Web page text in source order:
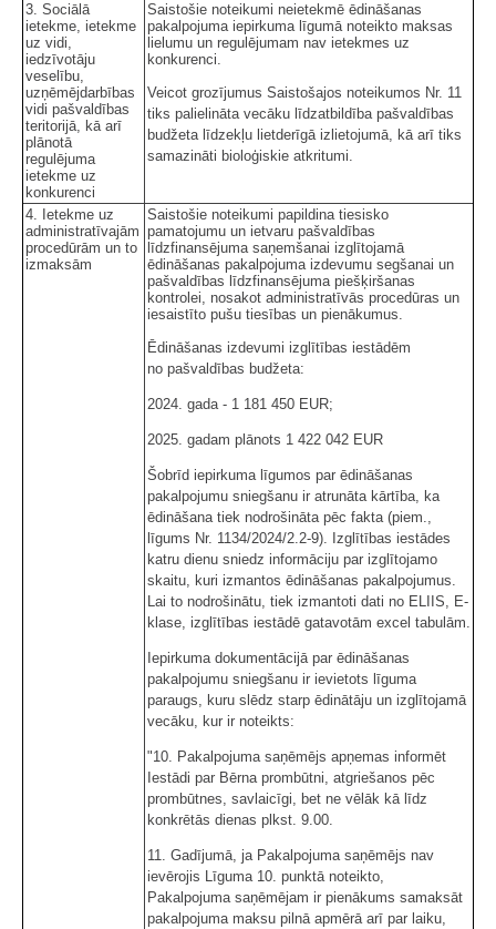
3. Sociālā
ietekme, ietekme
uz vidi,
iedzīvotāju
veselību,
uzņēmējdarbības
vidi pašvaldības
teritorijā, kā arī
plānotā
regulējuma
ietekme uz
konkurenci
Saistošie noteikumi neietekmē ēdināšanas
pakalpojuma iepirkuma līgumā noteikto maksas
lielumu un regulējumam nav ietekmes uz
konkurenci.
Veicot grozījumus Saistošajos noteikumos Nr. 11
tiks palielināta vecāku līdzatbildība pašvaldības
budžeta līdzekļu lietderīgā izlietojumā, kā arī tiks
samazināti bioloģiskie atkritumi.
4. Ietekme uz
administratīvajām
procedūrām un to
izmaksām
Saistošie noteikumi papildina tiesisko
pamatojumu un ietvaru pašvaldības
līdzfinansējuma saņemšanai izglītojamā
ēdināšanas pakalpojuma izdevumu segšanai un
pašvaldības līdzfinansējuma piešķiršanas
kontrolei, nosakot administratīvās procedūras un
iesaistīto pušu tiesības un pienākumus.
Ēdināšanas izdevumi izglītības iestādēm
no pašvaldības budžeta:
2024. gada - 1 181 450 EUR;
2025. gadam plānots 1 422 042 EUR
Šobrīd iepirkuma līgumos par ēdināšanas
pakalpojumu sniegšanu ir atrunāta kārtība, ka
ēdināšana tiek nodrošināta pēc fakta (piem.,
līgums Nr. 1134/2024/2.2-9). Izglītības iestādes
katru dienu sniedz informāciju par izglītojamo
skaitu, kuri izmantos ēdināšanas pakalpojumus.
Lai to nodrošinātu, tiek izmantoti dati no ELIIS, E-
klase, izglītības iestādē gatavotām excel tabulām.
Iepirkuma dokumentācijā par ēdināšanas
pakalpojumu sniegšanu ir ievietots līguma
paraugs, kuru slēdz starp ēdinātāju un izglītojamā
vecāku, kur ir noteikts:
"10. Pakalpojuma saņēmējs apņemas informēt
Iestādi par Bērna prombūtni, atgriešanos pēc
prombūtnes, savlaicīgi, bet ne vēlāk kā līdz
konkrētās dienas plkst. 9.00.
11. Gadījumā, ja Pakalpojuma saņēmējs nav
ievērojis Līguma 10. punktā noteikto,
Pakalpojuma saņēmējam ir pienākums samaksāt
pakalpojuma maksu pilnā apmērā arī par laiku,